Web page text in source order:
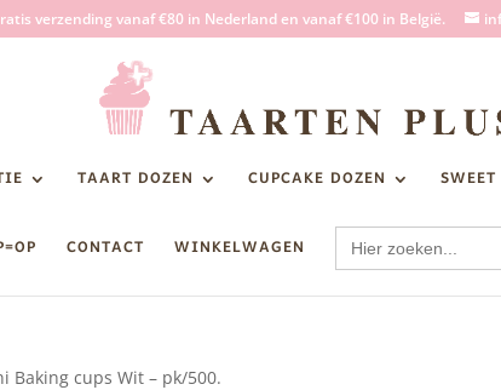
verzending vanaf €80 in Nederland en vanaf €100 in België.
TAART DOZEN CUPCAKE DOZEN
CONTACT WINKELWAGEN Zoek
naar:
Baking cups Wit – pk/500.